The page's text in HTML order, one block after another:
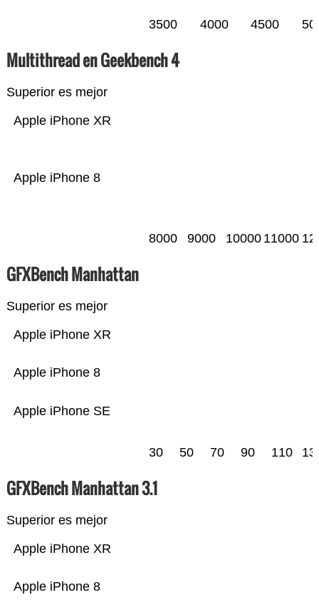
3500 4000 4500
Multithread en Geekbench 4
Superior es mejor
Apple iPhone 8
Apple iPhone XR
8000 9000 10000 11000
GFXBench Manhattan
Superior es mejor
Apple iPhone SE
Apple iPhone 8
Apple iPhone XR
30 50 70 90 110
GFXBench Manhattan 3.1
Superior es mejor
Apple iPhone 8
Apple iPhone XR